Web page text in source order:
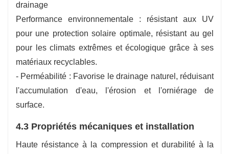
drainage
Performance environnementale : résistant aux UV
pour une protection solaire optimale, résistant au gel
pour les climats extrêmes et écologique grâce à ses
matériaux recyclables.
- Perméabilité : Favorise le drainage naturel, réduisant
l'accumulation d'eau, l'érosion et l'orniérage de
surface.
4.3 Propriétés mécaniques et installation
Haute résistance à la compression et durabilité à la